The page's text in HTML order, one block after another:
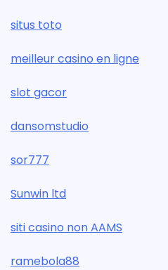
situs toto
meilleur casino en ligne
slot gacor
dansomstudio
sor777
Sunwin ltd
siti casino non AAMS
ramebola88